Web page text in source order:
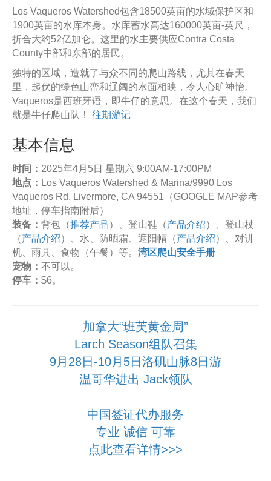
Los Vaqueros Watershed包含18500英亩的水域保护区和
1900英亩的水库本身。水库蓄水高达160000英亩-英尺，
折合大约52亿加仑。这里的水主要供应Contra Costa
County中部和东部的居民。
独特的区域，造就了与众不同的爬山路线，尤其在春天
里，起伏的绿色山峦和辽阔的水面相映，令人心旷神怡。
Vaqueros是西班牙语，即牛仔的意思。在这个春天，我们
就是牛仔爬山队！ 往期游记
基本信息
时间： 2025年4月5日 星期六 9:00AM-17:00PM
地点： Los Vaqueros Watershed & Marina/9990 Los
Vaqueros Rd, Livermore, CA 94551（GOOGLE MAP参考
地址，停车指南附后）
装备： 背包（推荐产品）、登山鞋（产品介绍）、登山杖
（产品介绍）、水、防晒霜、遮阳帽（产品介绍）、对讲
机、雨具、食物（午餐）等。 湾区爬山安全手册
宠物： 不可以。
停车： $6。
加拿大“班芙黄金周”
Larch Season组队召集
9月28日-10月5日洛矶山脉8日游
温哥华进出 Jack领队
中国签证代办服务
专业 诚信 可靠
点此查看详情>>>